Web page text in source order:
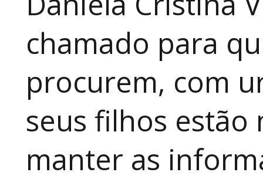
chamado para
procurem, com
seus filhos
manter as